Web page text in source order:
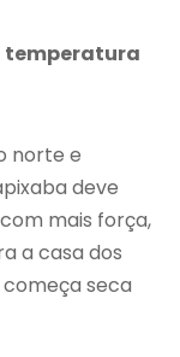
temperatura
norte e
deve
mais força,
a casa dos
começa seca